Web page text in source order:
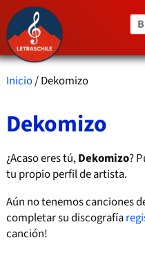
Inicio/ Dekomizo
Dekomizo
¿Acaso eres tú,Dekomizo?
tu propio perfil de artista.
Aún no tenemos canciones
completar su discografía
canción!